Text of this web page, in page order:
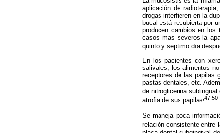
aplicación de
drogas interfieren en la
bucal está recubierta por
producen cambios en los
casos mas severos la
quinto y séptimo día
En los pacientes con
salivales, los alimentos
receptores de las papilas
pastas dentales, etc.
de nitroglicerina sublingual
atrofia de sus papilas,47,50
Se maneja poca
relación consistente entre